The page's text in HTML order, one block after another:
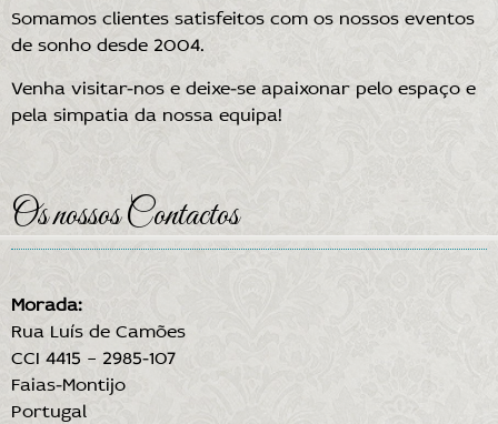
Somamos clientes satisfeitos com os nossos eventos
de sonho desde 2004.
Venha visitar-nos e deixe-se apaixonar pelo espaço e
pela simpatia da nossa equipa!
Os nossos Contactos
Morada:
Rua Luís de Camões
CCI 4415 – 2985-107
Faias-Montijo
Portugal